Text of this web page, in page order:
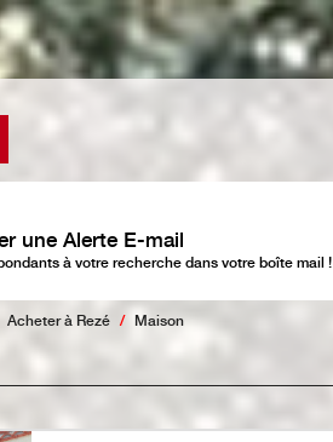
une Alerte E-mail
à votre recherche dans votre boîte mail !
Acheter à Rezé Maison